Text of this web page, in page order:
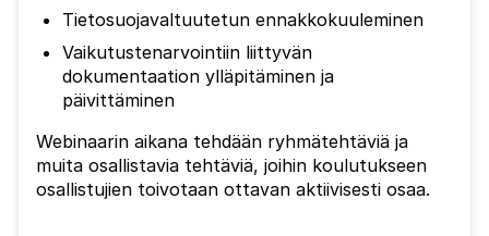
Tietosuojavaltuutetun ennakkokuuleminen
Vaikutustenarvointiin liittyvän
dokumentaation ylläpitäminen ja
päivittäminen
Webinaarin aikana tehdään ryhmätehtäviä ja
muita osallistavia tehtäviä, joihin koulutukseen
osallistujien toivotaan ottavan aktiivisesti osaa.